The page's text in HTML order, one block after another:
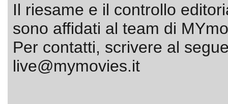
Il riesame e il controllo
sono affidati al team di
Per contatti, scrivere al
live@mymovies.it